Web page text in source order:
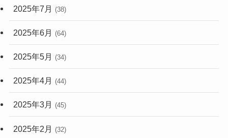
2025年7月 (38)
2025年6月 (64)
2025年5月 (34)
2025年4月 (44)
2025年3月 (45)
2025年2月 (32)